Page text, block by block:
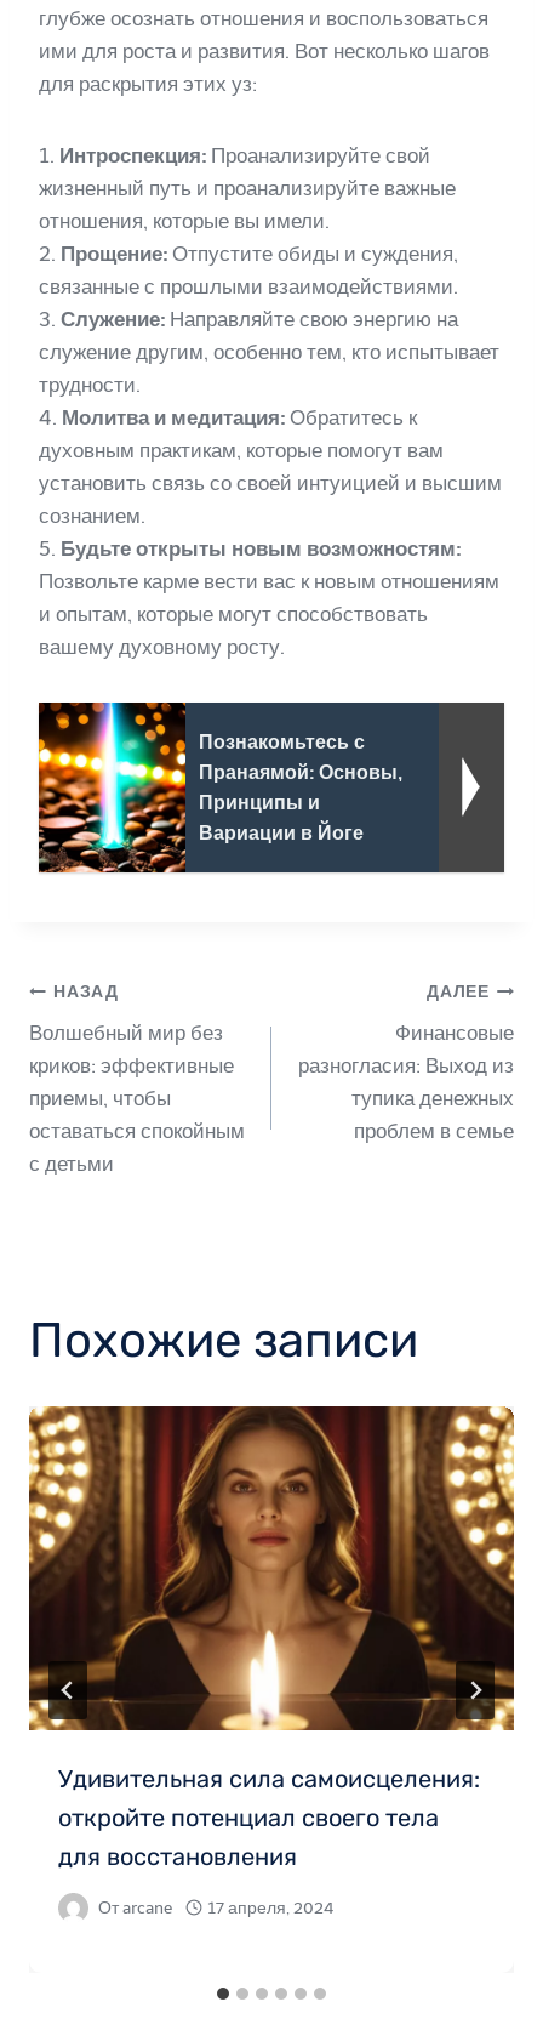
глубже осознать отношения и воспользоваться
ими для роста и развития. Вот несколько шагов
для раскрытия этих уз:
1. Интроспекция: Проанализируйте свой
жизненный путь и проанализируйте важные
отношения, которые вы имели.
2. Прощение: Отпустите обиды и суждения,
связанные с прошлыми взаимодействиями.
3. Служение: Направляйте свою энергию на
служение другим, особенно тем, кто испытывает
трудности.
4. Молитва и медитация: Обратитесь к
духовным практикам, которые помогут вам
установить связь со своей интуицией и высшим
сознанием.
5. Будьте открыты новым возможностям:
Позвольте карме вести вас к новым отношениям
и опытам, которые могут способствовать
вашему духовному росту.
Познакомьтесь с
Пранаямой: Основы,
Принципы и
Вариации в Йоге
Навигация
по
записям
НАЗАД
Волшебный мир без
криков: эффективные
приемы, чтобы
оставаться спокойным
с детьми
ДАЛЕЕ
Финансовые
разногласия: Выход из
тупика денежных
проблем в семье
Похожие записи
Удивительная сила самоисцеления:
откройте потенциал своего тела
для восстановления
Отarcane 17 апреля, 2024